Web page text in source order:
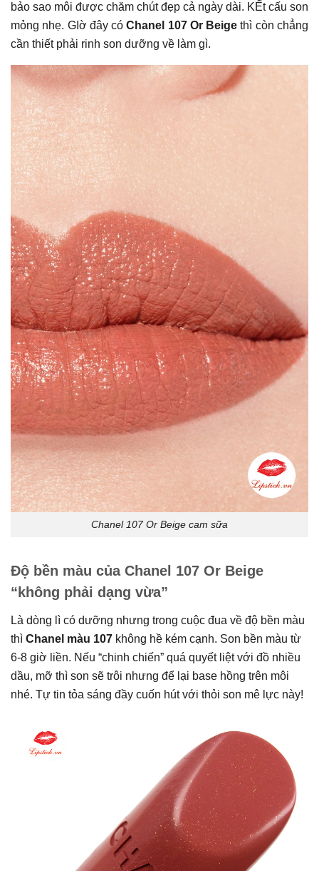
bảo sao môi được chăm chút đẹp cả ngày dài. KẾt cấu son
mỏng nhẹ. GIờ đây cóChanel 107 Or Beigethì còn chẳng
cần thiết phải rinh son dưỡng về làm gì.
Chanel 107 Or Beige cam sữa
Độ bền màu của Chanel 107 Or Beige
“không phải dạng vừa”
Là dòng lì có dưỡng nhưng trong cuộc đua về độ bền màu
thì Chanel màu 107 không hề kém cạnh. Son bền màu từ
6-8 giờ liền. Nếu “chinh chiến” quá quyết liệt với đồ nhiều
dầu, mỡ thì son sẽ trôi nhưng để lại base hồng trên môi
nhé. Tự tin tỏa sáng đầy cuốn hút với thỏi son mê lực này!